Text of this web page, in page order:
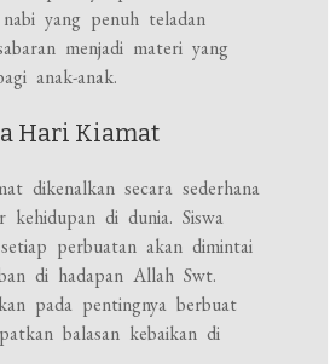
yang penuh teladan
menjadi materi yang
anak-anak.
Hari Kiamat
dikenalkan secara sederhana
kehidupan di dunia. Siswa
perbuatan akan dimintai
di hadapan Allah Swt.
pada pentingnya berbuat
balasan kebaikan di